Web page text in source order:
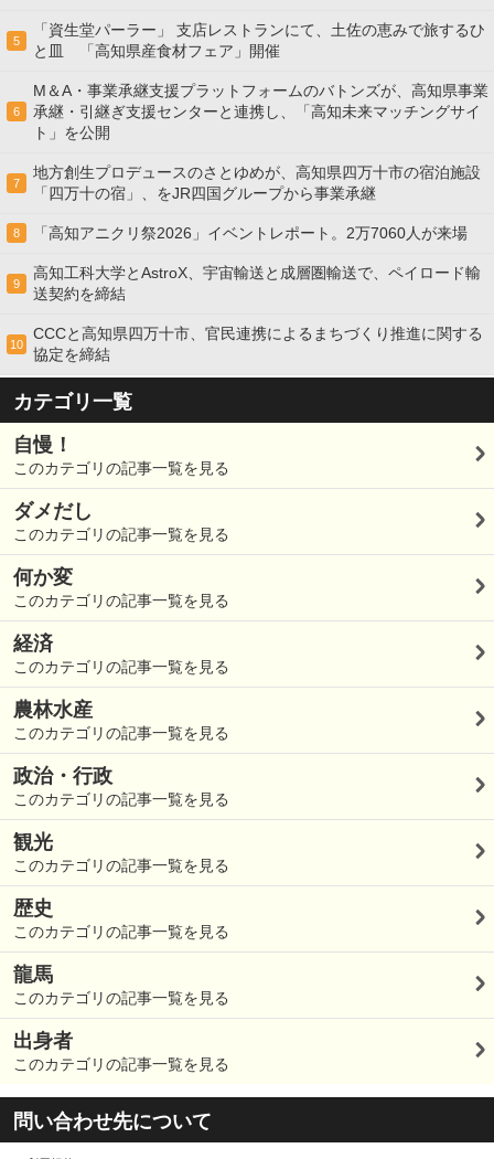
5
「資生堂パーラー」 支店レストランにて、土佐の恵みで旅するひ
と皿 「高知県産食材フェア」開催
6
M＆A・事業承継支援プラットフォームのバトンズが、高知県事業
承継・引継ぎ支援センターと連携し、「高知未来マッチングサイ
ト」を公開
7
地方創生プロデュースのさとゆめが、高知県四万十市の宿泊施設
「四万十の宿」、をJR四国グループから事業承継
8 「高知アニクリ祭2026」イベントレポート。2万7060人が来場
9
高知工科大学とAstroX、宇宙輸送と成層圏輸送で、ペイロード輸
送契約を締結
10
CCCと高知県四万十市、官民連携によるまちづくり推進に関する
協定を締結
カテゴリ一覧
自慢！
このカテゴリの記事一覧を見る
ダメだし
このカテゴリの記事一覧を見る
何か変
このカテゴリの記事一覧を見る
経済
このカテゴリの記事一覧を見る
農林水産
このカテゴリの記事一覧を見る
政治・行政
このカテゴリの記事一覧を見る
観光
このカテゴリの記事一覧を見る
歴史
このカテゴリの記事一覧を見る
龍馬
このカテゴリの記事一覧を見る
出身者
このカテゴリの記事一覧を見る
問い合わせ先について